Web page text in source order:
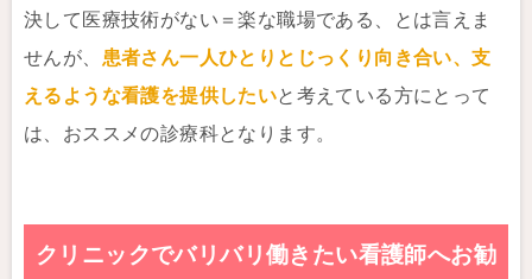
決して医療技術がない＝楽な職場である、とは言えま
せんが、 患者さん一人ひとりとじっくり向き合い、支
えるような看護を提供したいと考えている方にとって
は、おススメの診療科となります。
クリニックでバリバリ働きたい看護師へお勧